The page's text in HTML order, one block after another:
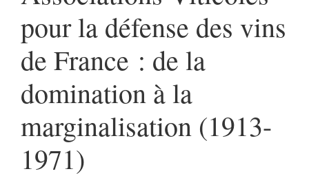
pour la défense des vins
de France : de la
domination à la
marginalisation (1913-
1971)